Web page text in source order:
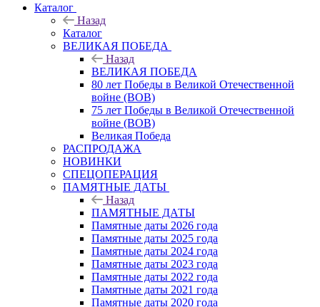
Каталог
Назад
Каталог
ВЕЛИКАЯ ПОБЕДА
Назад
ВЕЛИКАЯ ПОБЕДА
80 лет Победы в Великой Отечественной
войне (ВОВ)
75 лет Победы в Великой Отечественной
войне (ВОВ)
Великая Победа
РАСПРОДАЖА
НОВИНКИ
СПЕЦОПЕРАЦИЯ
ПАМЯТНЫЕ ДАТЫ
Назад
ПАМЯТНЫЕ ДАТЫ
Памятные даты 2026 года
Памятные даты 2025 года
Памятные даты 2024 года
Памятные даты 2023 года
Памятные даты 2022 года
Памятные даты 2021 года
Памятные даты 2020 года